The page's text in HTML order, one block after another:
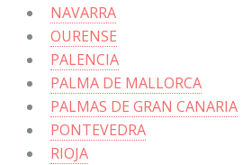
NAVARRA
OURENSE
PALENCIA
PALMA DE MALLORCA
PALMAS DE GRAN CANARIA
PONTEVEDRA
RIOJA